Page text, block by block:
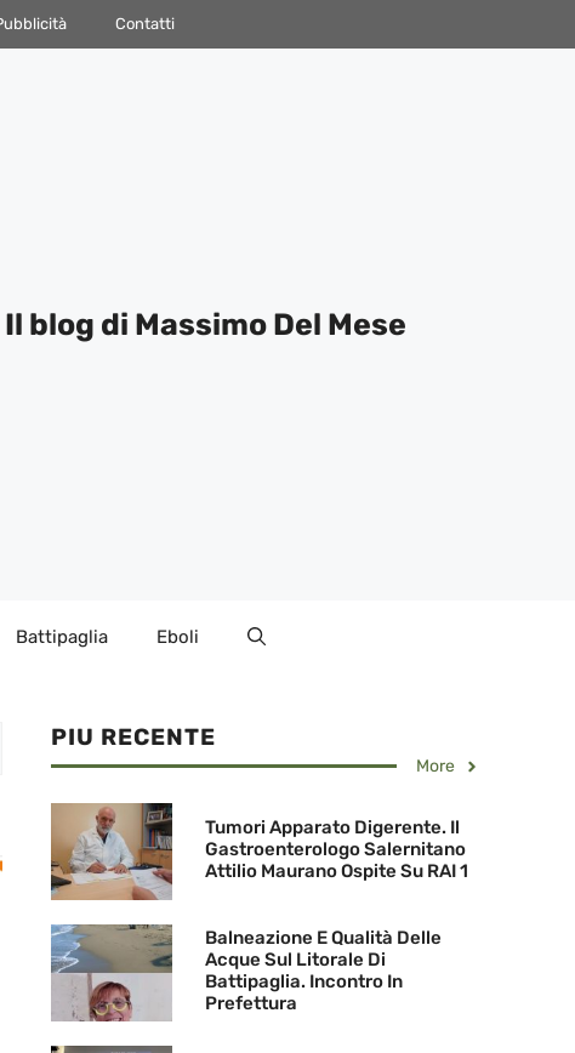
Contatti
blog di Massimo Del Mese
Battipaglia Eboli
PIU RECENTE
More
Tumori Apparato Digerente. Il
Gastroenterologo Salernitano
Attilio Maurano Ospite Su RAI 1
Balneazione E Qualità Delle
Acque Sul Litorale Di
Battipaglia. Incontro In
Prefettura